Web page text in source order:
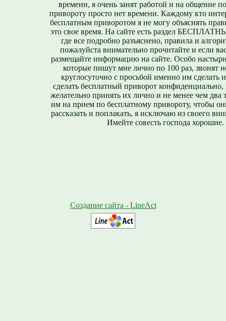
времени, я очень занят работой и на общение
привороту просто нет времени. Каждому кто
бесплатным приворотом я не могу объяснять
это свое время. На сайте есть раздел
где все подробно разъяснено, правила и
пожалуйста внимательно прочитайте и если
размещайте информацию на сайте. Особо
которые пишут мне лично по 100 раз, звонят
круглосуточно с просьбой именно им сделать
сделать бесплатный приворот конфиденциально,
желательно принять их лично и не менее чем два
им на прием по бесплатному привороту, чтобы
рассказать и поплакать, я исключаю из своего
Имейте совесть господа хорошие.
Создание сайта - LineAct